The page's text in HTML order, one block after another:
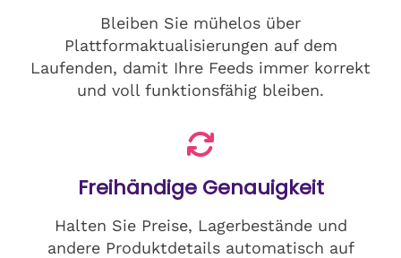
Bleiben Sie mühelos über
Plattformaktualisierungen auf dem
Laufenden, damit Ihre Feeds immer korrekt
und voll funktionsfähig bleiben.
Freihändige Genauigkeit
Halten Sie Preise, Lagerbestände und
andere Produktdetails automatisch auf